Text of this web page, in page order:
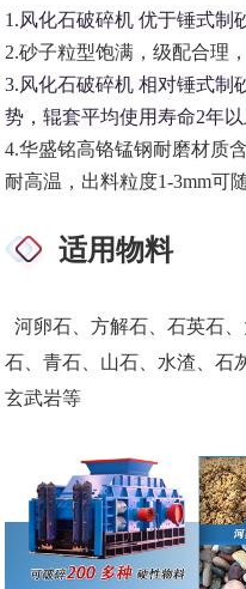
1.风化石破碎机 优于锤式制
2.砂子粒型饱满，级配合理
3.风化石破碎机 相对锤式制
势，辊套平均使用寿命2年以
4.华盛铭高铬锰钢耐磨材质
耐高温，出料粒度1-3mm可
适用物料
河卵石、方解石、石英石
石、青石、山石、水渣、石
玄武岩等